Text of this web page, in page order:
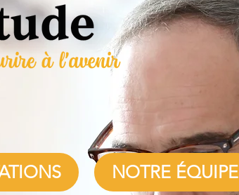
à domicile
NOTRE ÉQUIPE